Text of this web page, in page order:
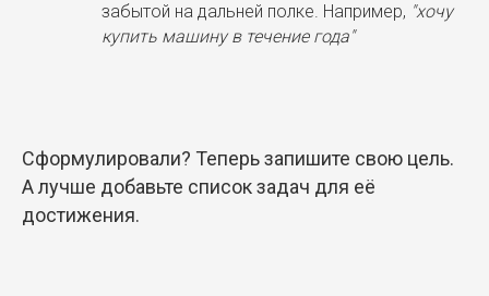
забытой на дальней полке. Например, "хочу
купить машину в течение года"
Сформулировали? Теперь запишите свою цель.
А лучше добавьте список задач для её
достижения.